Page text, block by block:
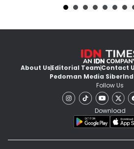
About UsEditorial TeamContact
Pedoman Media Siber
Follow Us
Download